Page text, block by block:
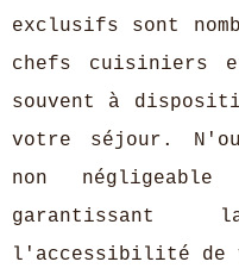
exclusifs sont
chefs cuisiniers
souvent à
votre séjour.
non
l'accessibilité de